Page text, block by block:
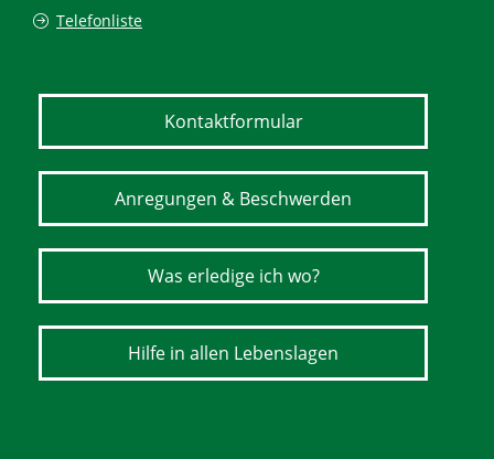
Telefonliste
Kontaktformular
Anregungen & Beschwerden
Was erledige ich wo?
Hilfe in allen Lebenslagen